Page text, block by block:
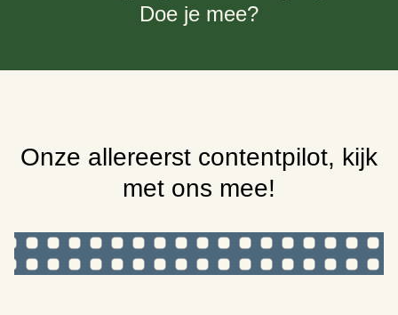
Doe je mee?
Onze allereerst contentpilot, kijk
met ons mee!